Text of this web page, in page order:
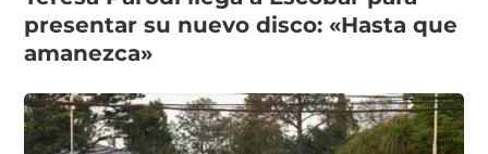
presentar su nuevo disco: «Hasta que
amanezca»